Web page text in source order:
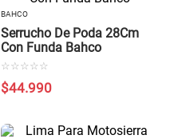
BAHCO
Serrucho De Poda 28Cm
Con Funda Bahco
☆ ☆ ☆ ☆ ☆
$44.990